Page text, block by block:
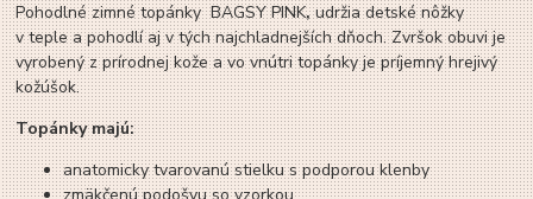
Pohodlné zimné topánky BAGSY PINK,udržia detské nôžky
v teple a pohodlí aj v tých najchladnejších dňoch. Zvršok obuvi je
vyrobený z prírodnej kože a vo vnútri topánky je príjemný hrejivý
kožúšok.
Topánky majú:
anatomicky tvarovanú stielku s podporou klenby